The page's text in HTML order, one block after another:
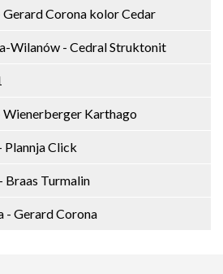
Gerard Corona kolor Cedar
Wilanów - Cedral Struktonit
Wienerberger Karthago
Plannja Click
Braas Turmalin
- Gerard Corona